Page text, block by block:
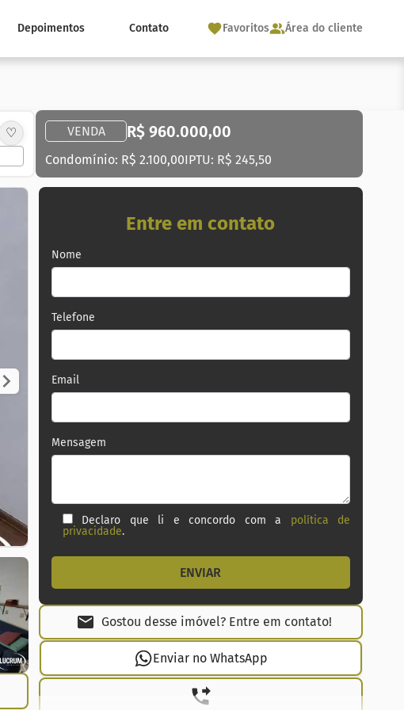
Depoimentos Contato Favoritos Área do cliente
♡ VENDA R$ 960.000,00
Condomínio: R$ 2.100,00IPTU: R$ 245,50
Entre em contato
Nome
Telefone
Email
Mensagem
Declaro que li e concordo com a política de
privacidade.
Gostou desse imóvel? Entre em contato!
Enviar no WhatsApp